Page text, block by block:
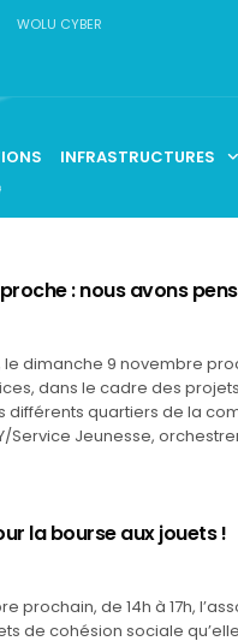
WOLU CYBER
INFRASTRUCTURES
: nous avons
dimanche 9 novembre
dans le cadre des
différents quartiers de la
Service Jeunesse,
la bourse aux jouets !
prochain, de 14h à 17h,
de cohésion sociale